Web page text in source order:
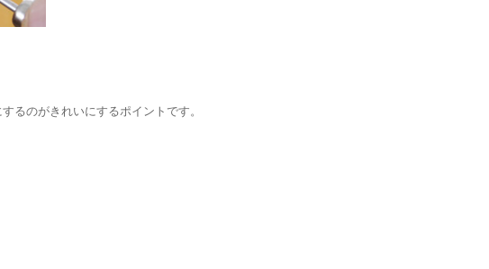
るのがきれいにするポイントです。